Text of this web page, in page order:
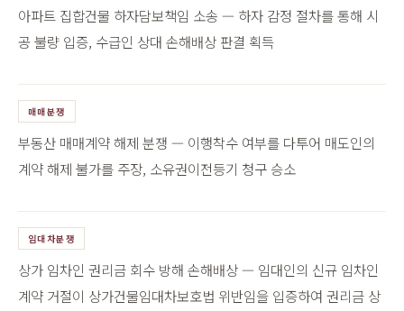
아파트 집합건물 하자담보책임 소송 — 하자 감정 절차를 통해 시
공 불량 입증, 수급인 상대 손해배상 판결 획득
매매분쟁
부동산 매매계약 해제 분쟁 — 이행착수 여부를 다투어 매도인의
계약 해제 불가를 주장, 소유권이전등기 청구 승소
임대차분쟁
상가 임차인 권리금 회수 방해 손해배상 — 임대인의 신규 임차인
계약 거절이 상가건물임대차보호법 위반임을 입증하여 권리금 상